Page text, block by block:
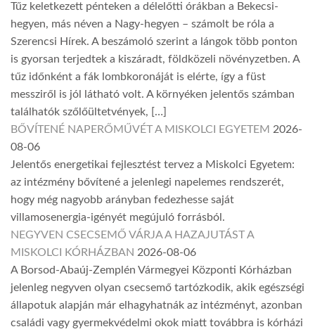
Tűz keletkezett pénteken a délelőtti órákban a Bekecsi-
hegyen, más néven a Nagy-hegyen – számolt be róla a
Szerencsi Hírek. A beszámoló szerint a lángok több ponton
is gyorsan terjedtek a kiszáradt, földközeli növényzetben. A
tűz időnként a fák lombkoronáját is elérte, így a füst
messziről is jól látható volt. A környéken jelentős számban
találhatók szőlőültetvények, […]
BŐVÍTENÉ NAPERŐMŰVÉT A MISKOLCI EGYETEM 2026-
08-06
Jelentős energetikai fejlesztést tervez a Miskolci Egyetem:
az intézmény bővítené a jelenlegi napelemes rendszerét,
hogy még nagyobb arányban fedezhesse saját
villamosenergia-igényét megújuló forrásból.
NEGYVEN CSECSEMŐ VÁRJA A HAZAJUTÁST A
MISKOLCI KÓRHÁZBAN 2026-08-06
A Borsod-Abaúj-Zemplén Vármegyei Központi Kórházban
jelenleg negyven olyan csecsemő tartózkodik, akik egészségi
állapotuk alapján már elhagyhatnák az intézményt, azonban
családi vagy gyermekvédelmi okok miatt továbbra is kórházi